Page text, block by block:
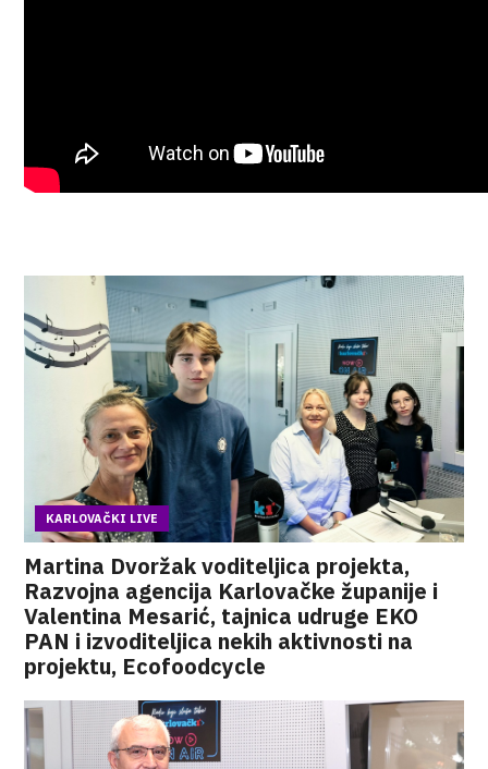
KARLOVAČKI LIVE
Martina Dvoržak voditeljica projekta,
Razvojna agencija Karlovačke županije i
Valentina Mesarić, tajnica udruge EKO
PAN i izvoditeljica nekih aktivnosti na
projektu, Ecofoodcycle